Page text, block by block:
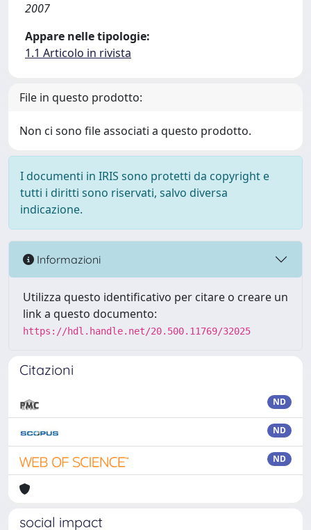
2007
Appare nelle tipologie:
1.1 Articolo in rivista
File in questo prodotto:
Non ci sono file associati a questo prodotto.
I documenti in IRIS sono protetti da copyright e
tutti i diritti sono riservati, salvo diversa
indicazione.
Informazioni
Utilizza questo identificativo per citare o creare un
link a questo documento:
https://hdl.handle.net/20.500.11769/32025
Citazioni
ND
ND
ND
social impact